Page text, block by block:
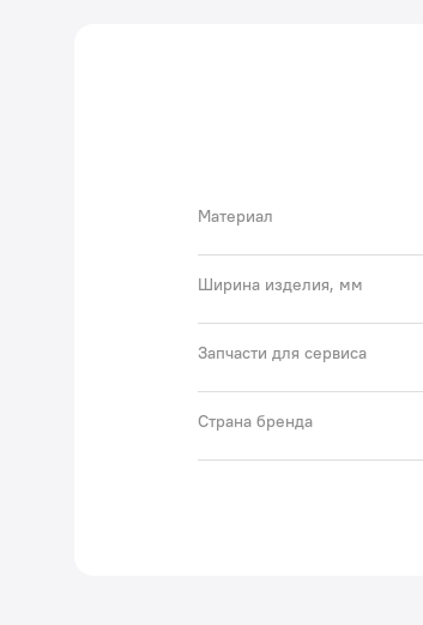
Материал
Ширина изделия, мм
Запчасти для сервиса
Страна бренда